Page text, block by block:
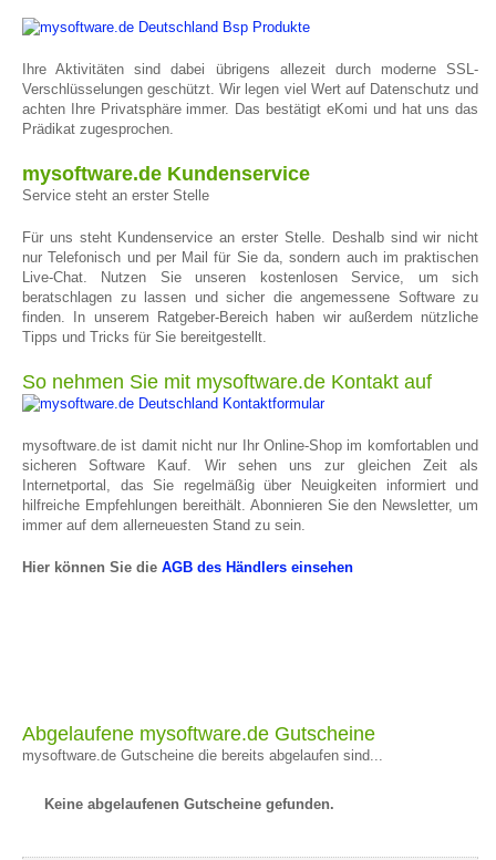
Ihre Aktivitäten sind dabei übrigens allezeit durch moderne SSL-
Verschlüsselungen geschützt. Wir legen viel Wert auf Datenschutz und
achten Ihre Privatsphäre immer. Das bestätigt eKomi und hat uns das
Prädikat zugesprochen.
mysoftware.de Kundenservice
Service steht an erster Stelle
Für uns steht Kundenservice an erster Stelle. Deshalb sind wir nicht
nur Telefonisch und per Mail für Sie da, sondern auch im praktischen
Live-Chat. Nutzen Sie unseren kostenlosen Service, um sich
beratschlagen zu lassen und sicher die angemessene Software zu
finden. In unserem Ratgeber-Bereich haben wir außerdem nützliche
Tipps und Tricks für Sie bereitgestellt.
So nehmen Sie mit mysoftware.de Kontakt auf
mysoftware.de ist damit nicht nur Ihr Online-Shop im komfortablen und
sicheren Software Kauf. Wir sehen uns zur gleichen Zeit als
Internetportal, das Sie regelmäßig über Neuigkeiten informiert und
hilfreiche Empfehlungen bereithält. Abonnieren Sie den Newsletter, um
immer auf dem allerneuesten Stand zu sein.
Hier können Sie die AGB des Händlers einsehen
Abgelaufene mysoftware.de Gutscheine
mysoftware.de Gutscheine die bereits abgelaufen sind...
Keine abgelaufenen Gutscheine gefunden.